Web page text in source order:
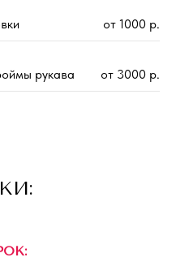
от 1000 р.
рукава от 3000 р.